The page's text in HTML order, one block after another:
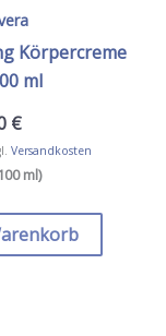
Körpercreme
ml
€
Versandkosten
ml)